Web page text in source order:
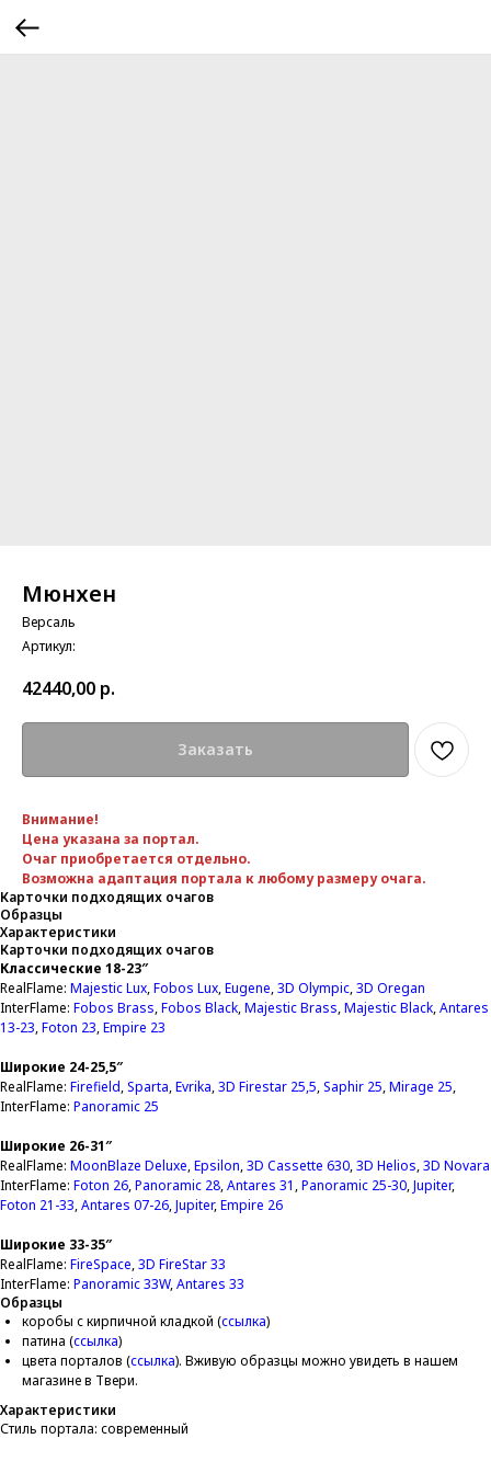
Мюнхен
Версаль
Артикул:
42440,00 р.
Заказать
Внимание!
Цена указана за портал.
Очаг приобретается отдельно.
Возможна адаптация портала к любому размеру очага.
Карточки подходящих очагов
Образцы
Характеристики
Карточки подходящих очагов
Классические 18-23″
RealFlame: Majestic Lux,Fobos Lux,Eugene,3D Olympic,3D Oregan
InterFlame: Fobos Brass,Fobos Black,Majestic Brass,Majestic Black,Antares
13-23,Foton 23,Empire 23
Широкие 24-25,5″
RealFlame: Firefield,Sparta,Evrika,3D Firestar 25,5,Saphir 25,Mirage 25,
InterFlame: Panoramic 25
Широкие 26-31″
RealFlame: MoonBlaze Deluxe,Epsilon,3D Cassette 630,3D Helios,3D Novara
InterFlame: Foton 26,Panoramiс 28,Antares 31 ,Panoramic 25-30,Jupiter,
Foton 21-33,Antares 07-26,Jupiter,Empire 26
Широкие 33-35″
RealFlame: FireSpace,3D FireStar 33
InterFlame: Panoramic 33W,Antares 33
Образцы
коробы с кирпичной кладкой (ссылка)
патина (ссылка)
цвета порталов (ссылка). Вживую образцы можно увидеть в нашем
магазине в Твери.
Характеристики
Стиль портала: современный